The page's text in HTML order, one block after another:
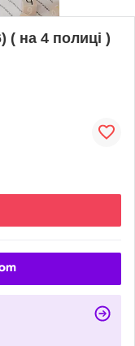
( на 4 полиці )